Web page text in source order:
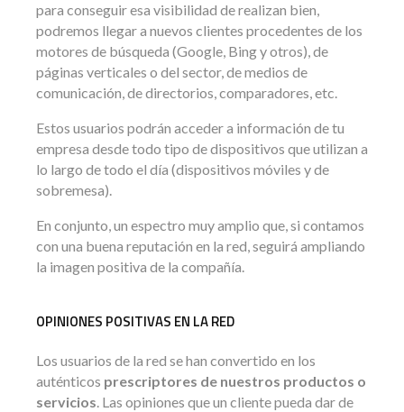
para conseguir esa visibilidad de realizan bien,
podremos llegar a nuevos clientes procedentes de los
motores de búsqueda (Google, Bing y otros), de
páginas verticales o del sector, de medios de
comunicación, de directorios, comparadores, etc.
Estos usuarios podrán acceder a información de tu
empresa desde todo tipo de dispositivos que utilizan a
lo largo de todo el día (dispositivos móviles y de
sobremesa).
En conjunto, un espectro muy amplio que, si contamos
con una buena reputación en la red, seguirá ampliando
la imagen positiva de la compañía.
OPINIONES POSITIVAS EN LA RED
Los usuarios de la red se han convertido en los
auténticos prescriptores de nuestros productos o
servicios. Las opiniones que un cliente pueda dar de